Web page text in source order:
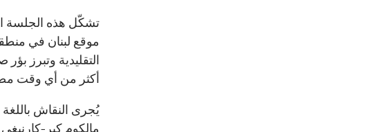
تشكّل هذه الجلسة
موقع لبنان في
التقليدية وتبرز
أكثر من أي وقت
يُجرى النقاش باللغة
مالكوم كير-